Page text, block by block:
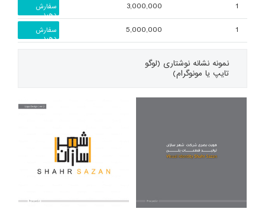
1
3,000,000
سفارش
دهید
1
5,000,000
سفارش
دهید
نمونه نشانه نوشتاری (لوگو
تایپ یا مونوگرام)